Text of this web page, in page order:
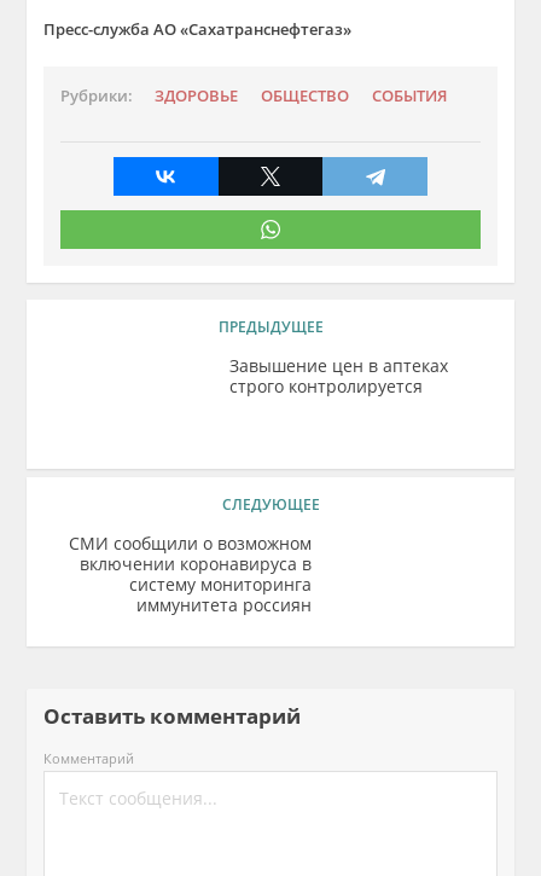
Пресс-служба АО «Сахатранснефтегаз»
Рубрики: ЗДОРОВЬЕ ОБЩЕСТВО СОБЫТИЯ
ПРЕДЫДУЩЕЕ
Завышение цен в аптеках
строго контролируется
СЛЕДУЮЩЕЕ
СМИ сообщили о возможном
включении коронавируса в
систему мониторинга
иммунитета россиян
Оставить комментарий
Комментарий